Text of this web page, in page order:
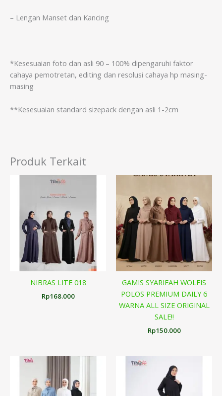
– Lengan Manset dan Kancing
*Kesesuaian foto dan asli 90 – 100% dipengaruhi faktor
cahaya pemotretan, editing dan resolusi cahaya hp masing-
masing
**Kesesuaian standard sizepack dengan asli 1-2cm
Produk Terkait
NIBRAS LITE 018
Rp168.000
GAMIS SYARIFAH WOLFIS
POLOS PREMIUM DAILY 6
WARNA ALL SIZE ORIGINAL
SALE!!
Rp150.000